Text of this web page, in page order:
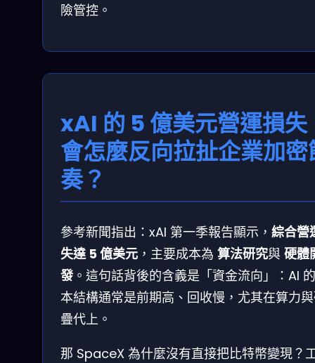
險管控。
xAI 的 5 億美元營運損失
會怎麼反向拉扯企業加密
奏？
參考新聞指出：xAI 第一季報告顯示， 綜合營
失達 5 億美元 ，主要成本為 算法研究與 硬體
發 。這句話背後的含義是「資金流向」：AI
本結構通常是前期高、回收慢，尤其在算力
疊代上。
那 SpaceX 為什麼沒有直接把比特幣變現？